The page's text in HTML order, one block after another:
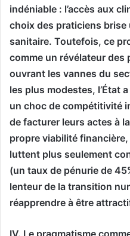
indéniable : l’accès aux
choix des praticiens brise
sanitaire. Toutefois, ce
comme un révélateur des
ouvrant les vannes du
les plus modestes, l’État
un choc de compétitivité
de facturer leurs actes à
propre viabilité
luttent plus seulement
(un taux de pénurie de
lenteur de la transition
réapprendre à être